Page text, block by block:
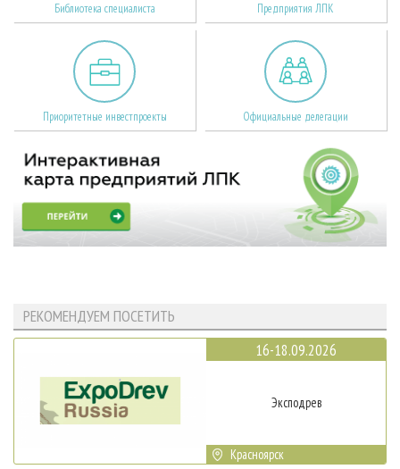
Библиотека специалиста Предприятия ЛПК
Приоритетные инвестпроекты Официальные делегации
РЕКОМЕНДУЕМ ПОСЕТИТЬ
16-18.09.2026
Эксподрев
Красноярск